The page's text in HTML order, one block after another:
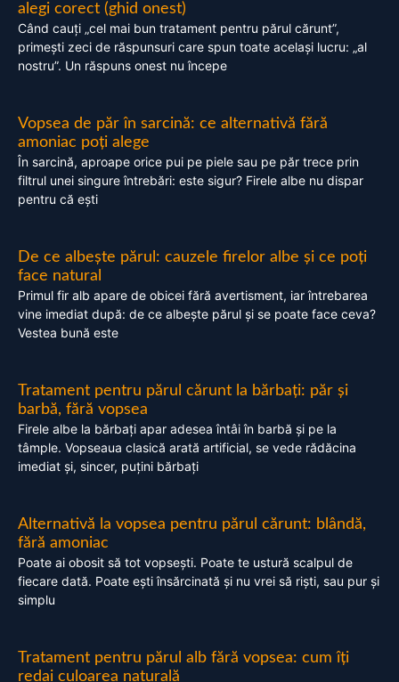
alegi corect (ghid onest)
Când cauți „cel mai bun tratament pentru părul cărunt”,
primești zeci de răspunsuri care spun toate același lucru: „al
nostru”. Un răspuns onest nu începe
Vopsea de păr în sarcină: ce alternativă fără
amoniac poți alege
În sarcină, aproape orice pui pe piele sau pe păr trece prin
filtrul unei singure întrebări: este sigur? Firele albe nu dispar
pentru că ești
De ce albește părul: cauzele firelor albe și ce poți
face natural
Primul fir alb apare de obicei fără avertisment, iar întrebarea
vine imediat după: de ce albește părul și se poate face ceva?
Vestea bună este
Tratament pentru părul cărunt la bărbați: păr și
barbă, fără vopsea
Firele albe la bărbați apar adesea întâi în barbă și pe la
tâmple. Vopseaua clasică arată artificial, se vede rădăcina
imediat și, sincer, puțini bărbați
Alternativă la vopsea pentru părul cărunt: blândă,
fără amoniac
Poate ai obosit să tot vopsești. Poate te ustură scalpul de
fiecare dată. Poate ești însărcinată și nu vrei să riști, sau pur și
simplu
Tratament pentru părul alb fără vopsea: cum îți
redai culoarea naturală